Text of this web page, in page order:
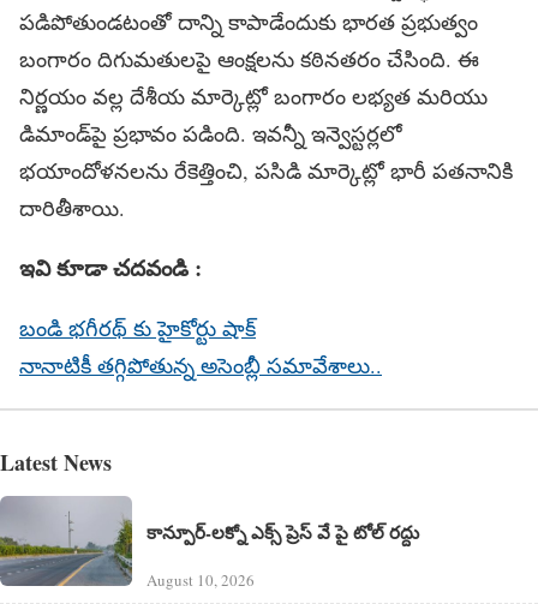
పడిపోతుండటంతో దాన్ని కాపాడేందుకు భారత ప్రభుత్వం
బంగారం దిగుమతులపై ఆంక్షలను కఠినతరం చేసింది. ఈ
నిర్ణయం వల్ల దేశీయ మార్కెట్లో బంగారం లభ్యత మరియు
డిమాండ్‌పై ప్రభావం పడింది. ఇవన్నీ ఇన్వెస్టర్లలో
భయాందోళనలను రేకెత్తించి, పసిడి మార్కెట్లో భారీ పతనానికి
దారితీశాయి.
ఇవి కూడా చదవండి :
బండి భగీరథ్ కు హైకోర్టు షాక్
నానాటికీ తగ్గిపోతున్న అసెంబ్లీ సమావేశాలు..
Latest News
కాన్పూర్-లక్నో ఎక్స్ ప్రెస్ వే పై టోల్ రద్దు
August 10, 2026